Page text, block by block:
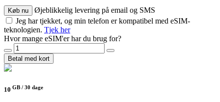
Køb nu
Øjeblikkelig levering på email og SMS
Jeg har tjekket, og min telefon er kompatibel med eSIM-
teknologien. Tjek her
Hvor mange eSIM'er har du brug for?
Betal med kort
10 GB / 30 dage